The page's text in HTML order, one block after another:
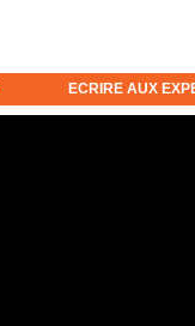
ECRIRE AUX